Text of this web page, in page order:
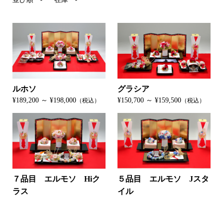
ルホソ
¥189,200 ～ ¥198,000（税込）
グラシア
¥150,700 ～ ¥159,500 （税込）
７品目 エルモソ Hiク
ラス
５品目 エルモソ Jスタ
イル